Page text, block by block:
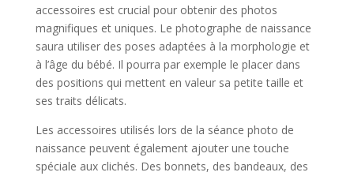
accessoires est crucial pour obtenir des photos
magnifiques et uniques. Le photographe de naissance
saura utiliser des poses adaptées à la morphologie et
à l’âge du bébé. Il pourra par exemple le placer dans
des positions qui mettent en valeur sa petite taille et
ses traits délicats.
Les accessoires utilisés lors de la séance photo de
naissance peuvent également ajouter une touche
spéciale aux clichés. Des bonnets, des bandeaux, des